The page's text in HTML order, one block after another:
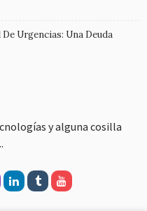
Urgencias: Una Deuda
y alguna cosilla